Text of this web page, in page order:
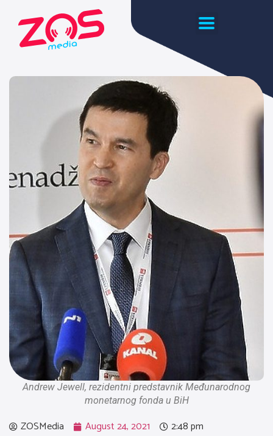
Andrew Jewell, rezidentni predstavnik Međunarodnog
monetarnog fonda u BiH
ZOSMedia August 24, 2021 2:48 pm